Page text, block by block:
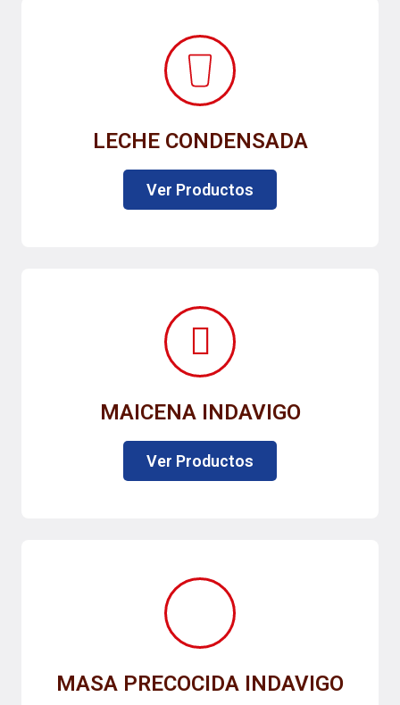
LECHE CONDENSADA
Ver Productos
MAICENA INDAVIGO
Ver Productos
MASA PRECOCIDA INDAVIGO